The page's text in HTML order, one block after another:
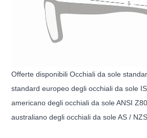
Offerte disponibili Occhiali da sole
standard europeo degli occhiali da sole
americano degli occhiali da sole ANSI
australiano degli occhiali da sole AS /